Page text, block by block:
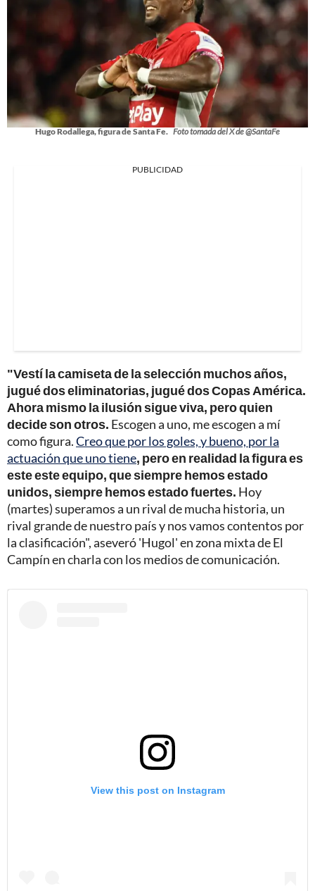
Hugo Rodallega, figura de Santa Fe. Foto tomada del X de @SantaFe
PUBLICIDAD
"Vestí la camiseta de la selección muchos años,
jugué dos eliminatorias, jugué dos Copas América.
Ahora mismo la ilusión sigue viva, pero quien
decide son otros. Escogen a uno, me escogen a mí
como figura.Creo que por los goles, y bueno, por la
actuación que uno tiene, pero en realidad la figura es
este este equipo, que siempre hemos estado
unidos, siempre hemos estado fuertes. Hoy
(martes) superamos a un rival de mucha historia, un
rival grande de nuestro país y nos vamos contentos por
la clasificación", aseveró 'Hugol' en zona mixta de El
Campín en charla con los medios de comunicación.
View this post on Instagram